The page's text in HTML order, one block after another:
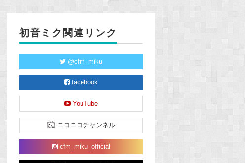
初音ミク関連リンク
@cfm_miku
facebook
YouTube
ニコニコチャンネル
cfm_miku_official